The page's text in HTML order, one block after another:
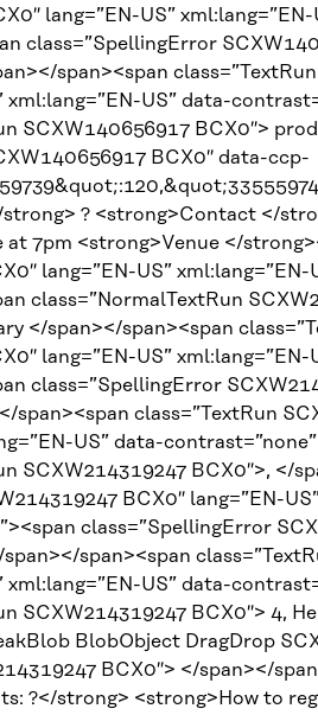
lang=”EN-US”
class=”SpellingError
span><span
xml:lang=”EN-US” data-
SCXW140656917 BCX0″>
BCX0″ data-ccp-
? <strong>Contact </
7pm <strong>Venue </
lang=”EN-US” xml:lang=”EN-
class=”NormalTextRun
</span></span><span
lang=”EN-US” xml:lang=”EN-
class=”SpellingError
span><span class=”TextRun
US” data-
SCXW214319247 BCX0″>, </
BCX0″ lang=”EN-
class=”SpellingError
span><span
xml:lang=”EN-US” data-
SCXW214319247 BCX0″> 4,
BlobObject DragDrop
BCX0″> </span></
?</strong> <strong>How to